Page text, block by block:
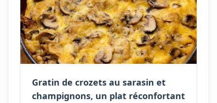
Gratin de crozets au sarasin et
champignons, un plat réconfortant